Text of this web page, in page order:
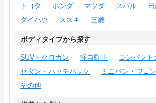
トヨタ
ホンダ マツダ スバル
ダイハツ
スズキ
三菱
ボディタイプから探す
SUV・クロカン
軽自動車
コンパクト
セダン・ハッチバック
ミニバン・ワゴン
その他